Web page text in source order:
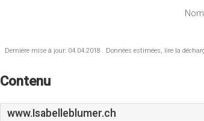
Dernière mise à jour: 04.04.2018 . Données estimées, lire la
Contenu
www.Isabelleblumer.ch